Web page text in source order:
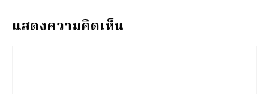
แสดงความคิดเห็น